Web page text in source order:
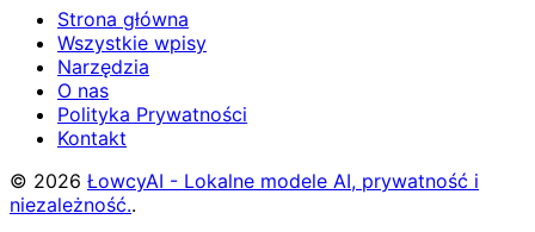
Strona główna
Wszystkie wpisy
Narzędzia
O nas
Polityka Prywatności
Kontakt
© 2026 ŁowcyAI - Lokalne modele AI, prywatność i
niezależność..